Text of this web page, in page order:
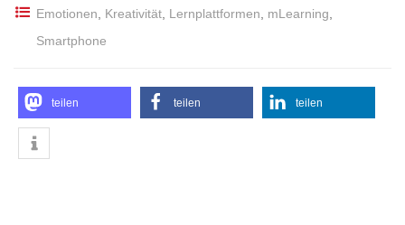
Emotionen
Kreativität Lernplattformen mLearning
Smartphone
teilen teilen teilen